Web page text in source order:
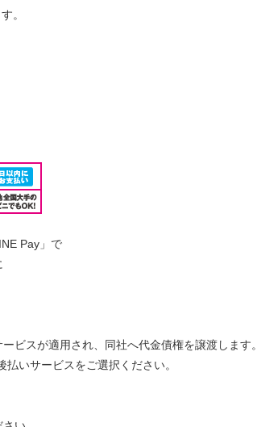
。
Pay」で
ビスが適用され、同社へ代金債権を譲渡します。
払いサービスをご選択ください。